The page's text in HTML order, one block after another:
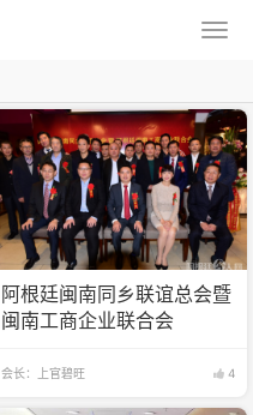
阿根廷闽南同乡联谊总会暨
闽南工商企业联合会
会长：上官碧旺 4